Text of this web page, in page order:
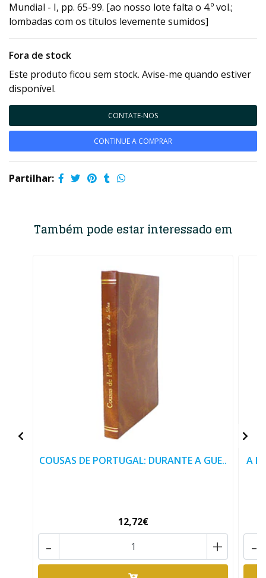
Mundial - I, pp. 65-99. [ao nosso lote falta o 4.º vol.;
lombadas com os títulos levemente sumidos]
Fora de stock
Este produto ficou sem stock. Avise-me quando estiver
disponível.
CONTATE-NOS
CONTINUE A COMPRAR
Partilhar:
Também pode estar interessado em
COUSAS DE PORTUGAL: DURANTE A GUE..
12,72€
+
-
A
-